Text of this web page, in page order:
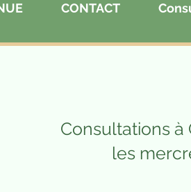
CONTACT
Consultations à
les